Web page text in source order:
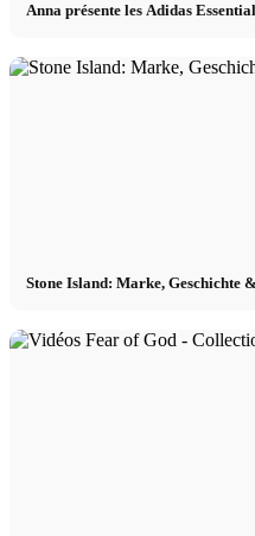
Anna présente les Adidas
Stone Island: Marke, Geschichte